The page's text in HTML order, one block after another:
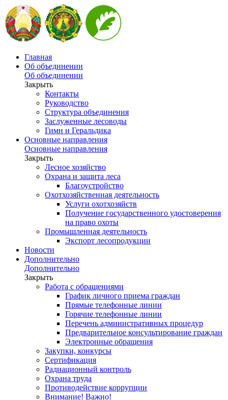
Главная
Об объединении
Об объединении
Закрыть
Контакты
Руководство
Структура объединения
Заслуженные лесоводы
Гимн и Геральдика
Основные направления
Основные направления
Закрыть
Лесное хозяйство
Охрана и защита леса
Благоустройство
Охотхозяйственная деятельность
Услуги охотхозяйств
Получение государственного удостоверения
на право охоты
Промышленная деятельность
Экспорт лесопродукции
Новости
Дополнительно
Дополнительно
Закрыть
Работа с обращениями
График личного приема граждан
Прямые телефонные линии
Горячие телефонные линии
Перечень административных процедур
Предварительное консультирование граждан
Электронные обращения
Закупки, конкурсы
Сертификация
Радиационный контроль
Охрана труда
Противодействие коррупции
Внимание! Важно!